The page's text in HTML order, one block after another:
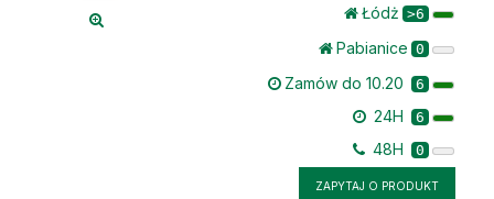
Łódż >6
Pabianice 0
Zamów do 10.20 6
24H 6
48H 0
ZAPYTAJ O PRODUKT